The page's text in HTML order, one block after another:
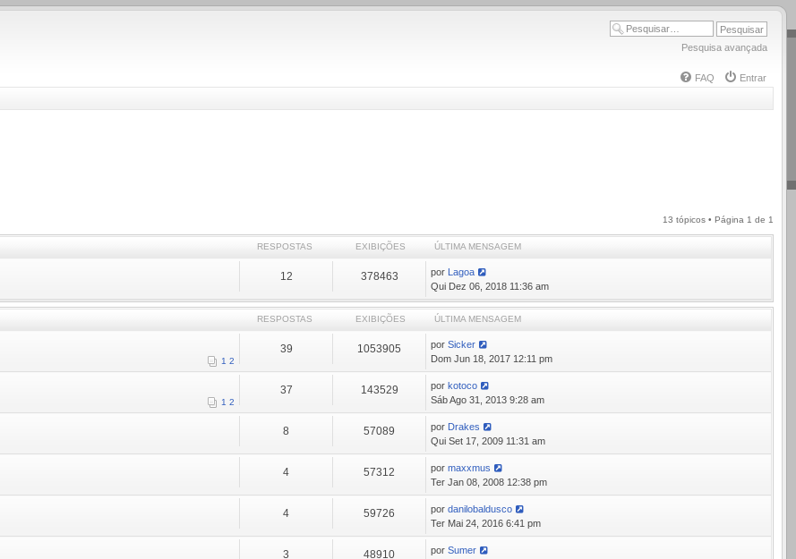
Pesquisa avançada
FAQ
Entrar
13 tópicos • Página 1 de 1
RESPOSTAS EXIBIÇÕES ÚLTIMA MENSAGEM
12 378463 por Lagoa
Qui Dez 06, 2018 11:36 am
RESPOSTAS EXIBIÇÕES ÚLTIMA MENSAGEM
1 2
39 1053905 porSicker
Dom Jun 18, 2017 12:11 pm
1 2
37 143529 porkotoco
Sáb Ago 31, 2013 9:28 am
8 57089 por Drakes
Qui Set 17, 2009 11:31 am
4 57312 pormaxxmus
Ter Jan 08, 2008 12:38 pm
4 59726 pordanilobaldusco
Ter Mai 24, 2016 6:41 pm
3 48910 porSumer